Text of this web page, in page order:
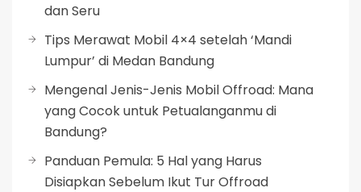
dan Seru
Tips Merawat Mobil 4×4 setelah ‘Mandi
Lumpur’ di Medan Bandung
Mengenal Jenis-Jenis Mobil Offroad: Mana
yang Cocok untuk Petualanganmu di
Bandung?
Panduan Pemula: 5 Hal yang Harus
Disiapkan Sebelum Ikut Tur Offroad